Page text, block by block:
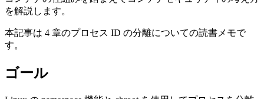
を解説します。
本記事は 4 章のプロセス ID の分離についての読書メモで
す。
ゴール